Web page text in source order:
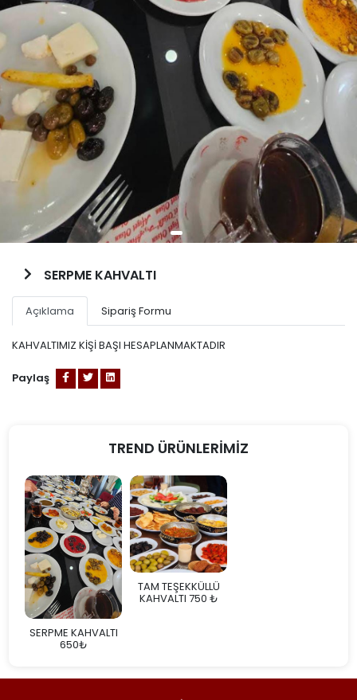
SERPME KAHVALTI
Açıklama Sipariş Formu
KAHVALTIMIZ KİŞİ BAŞI HESAPLANMAKTADIR
Paylaş
TREND ÜRÜNLERİMİZ
SERPME KAHVALTI
650₺
TAM TEŞEKKÜLLÜ
KAHVALTI 750 ₺